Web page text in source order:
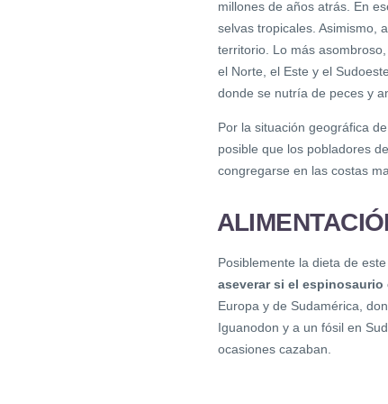
millones de años atrás. En
selvas tropicales. Asimismo,
territorio. Lo más
el Norte, el Este y el
donde se nutría de peces y
Por la situación geográfica
posible que los pobladores
congregarse en las costas
Posiblemente la dieta de
aseverar si el
Europa y de Sudamérica,
Iguanodon y a un fósil en
ocasiones cazaban.